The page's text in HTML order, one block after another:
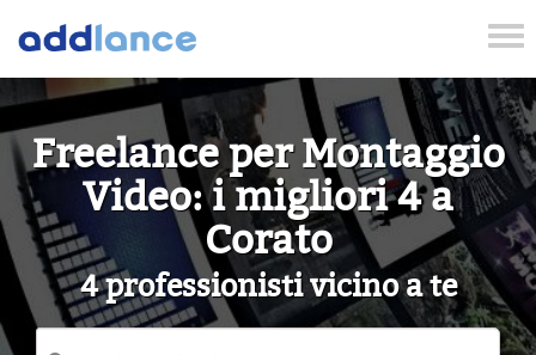
Freelance per Montaggio
Video: i migliori 4 a
Corato
4 professionisti vicino a te